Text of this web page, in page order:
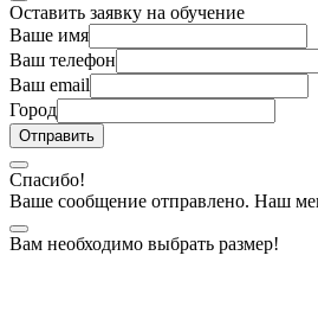
Оставить заявку на обучение
Ваше имя
Ваш телефон
Ваш email
Город
Спасибо!
Ваше сообщение отправлено. Наш
Вам необходимо выбрать размер!